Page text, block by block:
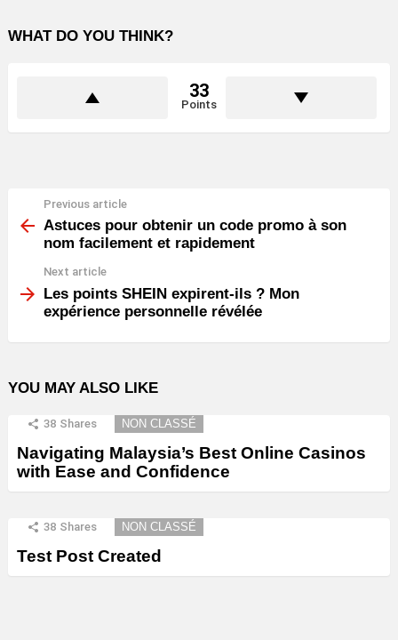
WHAT DO YOU THINK?
33
Points
more
Previous article
Astuces pour obtenir un code promo à son
nom facilement et rapidement
Next article
Les points SHEIN expirent-ils ? Mon
expérience personnelle révélée
YOU MAY ALSO LIKE
38 Shares NON CLASSÉ
Navigating Malaysia’s Best Online Casinos
with Ease and Confidence
38 Shares NON CLASSÉ
Test Post Created